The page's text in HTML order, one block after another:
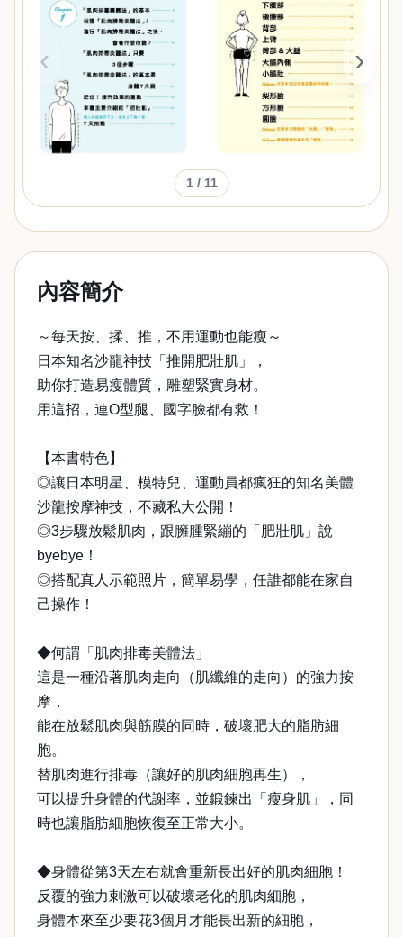
‹ ›
1/ 11
內容簡介
～每天按、揉、推，不用運動也能瘦～
日本知名沙龍神技「推開肥壯肌」，
助你打造易瘦體質，雕塑緊實身材。
用這招，連O型腿、國字臉都有救！
【本書特色】
◎讓日本明星、模特兒、運動員都瘋狂的知名美體
沙龍按摩神技，不藏私大公開！
◎3步驟放鬆肌肉，跟臃腫緊繃的「肥壯肌」說
byebye！
◎搭配真人示範照片，簡單易學，任誰都能在家自
己操作！
◆何謂「肌肉排毒美體法」
這是一種沿著肌肉走向（肌纖維的走向）的強力按
摩，
能在放鬆肌肉與筋膜的同時，破壞肥大的脂肪細
胞。
替肌肉進行排毒（讓好的肌肉細胞再生），
可以提升身體的代謝率，並鍛鍊出「瘦身肌」，同
時也讓脂肪細胞恢復至正常大小。
◆身體從第3天左右就會重新長出好的肌肉細胞！
反覆的強力刺激可以破壞老化的肌肉細胞，
身體本來至少要花3個月才能長出新的細胞，